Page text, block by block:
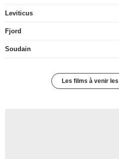
Leviticus
Fjord
Soudain
Les films à venir